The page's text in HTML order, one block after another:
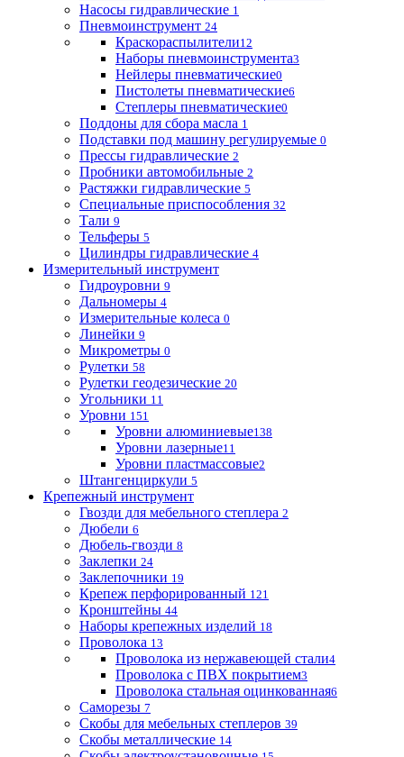
Насосы гидравлические 1
Пневмоинструмент 24
Краскораспылители12
Наборы пневмоинструмента3
Нейлеры пневматические0
Пистолеты пневматические6
Степлеры пневматические0
Поддоны для сбора масла 1
Подставки под машину регулируемые 0
Прессы гидравлические 2
Пробники автомобильные 2
Растяжки гидравлические 5
Специальные приспособления 32
Тали 9
Тельферы 5
Цилиндры гидравлические 4
Измерительный инструмент
Гидроуровни 9
Дальномеры 4
Измерительные колеса 0
Линейки 9
Микрометры 0
Рулетки 58
Рулетки геодезические 20
Угольники 11
Уровни 151
Уровни алюминиевые138
Уровни лазерные11
Уровни пластмассовые2
Штангенциркули 5
Крепежный инструмент
Гвозди для мебельного степлера 2
Дюбели 6
Дюбель-гвозди 8
Заклепки 24
Заклепочники 19
Крепеж перфорированный 121
Кронштейны 44
Наборы крепежных изделий 18
Проволока 13
Проволока из нержавеющей стали4
Проволока с ПВХ покрытием3
Проволока стальная оцинкованная6
Саморезы 7
Скобы для мебельных степлеров 39
Скобы металлические 14